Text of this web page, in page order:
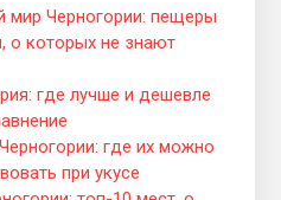
мир Черногории: пещеры
о которых не знают
где лучше и дешевле
где их можно
при укусе